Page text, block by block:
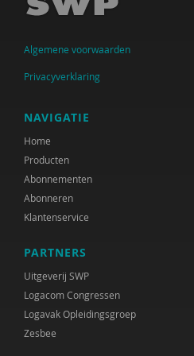
Marianne Berger
Charlotte van Besouw
Gabriël van Beusekom
Iva Bicanic
Yannick Bleeker
Jeroen Boekhoven
Arjan Bolt
Ilona Brekelmans
Maaike Brunekreef
Ellen de Ruiter
Algemene voorwaarden
Privacyverklaring
NAVIGATIE
Home
Producten
Abonnementen
Abonneren
Klantenservice
PARTNERS
Uitgeverij SWP
Logacom Congressen
Logavak Opleidingsgroep
Zesbee